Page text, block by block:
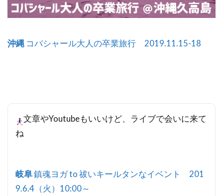
沖縄 コバシャール大人の卒業旅行 2019.11.15-18
文章やYoutubeもいいけど、ライブで会いに来て
ね
岐阜鎮魂ヨガ to 祓いキールタンなイベント 201
9.6.4（火）10:00～